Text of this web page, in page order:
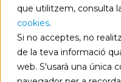
que utilitzem, consulta
cookies.
Si no acceptes, no
de la teva informació
web. S'usarà una única